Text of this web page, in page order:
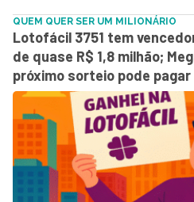
QUEM QUER SER UM MILIONÁRIO
Lotofácil 3751 tem
de quase R$ 1,8 milhão;
próximo sorteio pode pagar